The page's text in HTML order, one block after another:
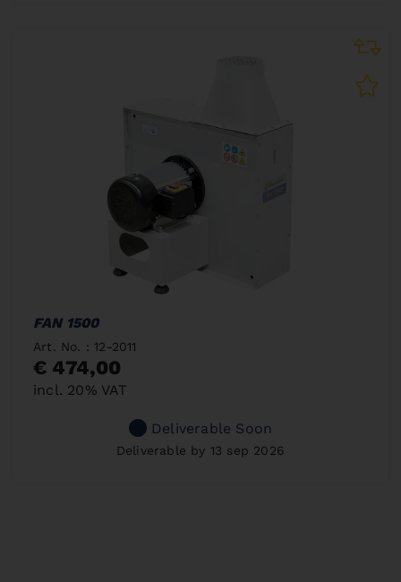
FAN 1500
Art. No. : 12-2011
€ 474,00
incl. 20% VAT
Deliverable Soon
Deliverable by 13 sep 2026